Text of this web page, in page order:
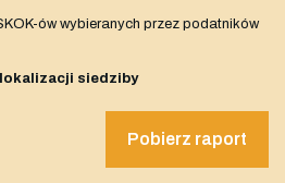
ów wybieranych przez podatników
lokalizacji siedziby
Pobierz raport